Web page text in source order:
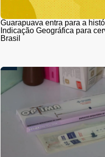
Guarapuava entra para a
Indicação Geográfica para
Brasil